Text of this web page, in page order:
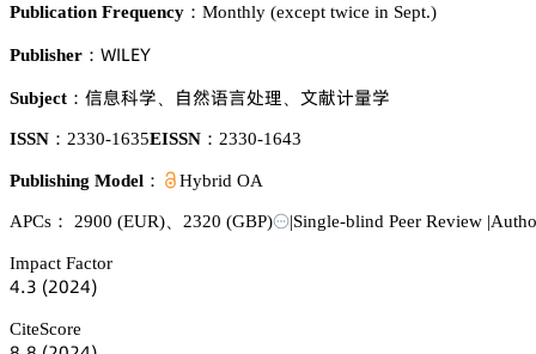
Publication Frequency： Monthly (except twice in Sept.)
Publisher： 遙喊欄乊巨
Subject： 烻壄涛惒 欢寓婹䳒溁曍 鉮藀嫛䪆惒
ISSN： 2330-1635EISSN： 2330-1643
Publishing Model： Hybrid OA
APCs： 2900 (EUR) 2320 (GBP) |Single-blind Peer Review |
Impact Factor
鋺.杚 (缗蔡缗鋺)
CiteScore